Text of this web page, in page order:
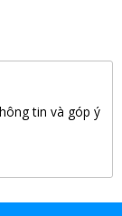
tin và góp ý